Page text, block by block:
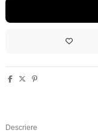
Descriere